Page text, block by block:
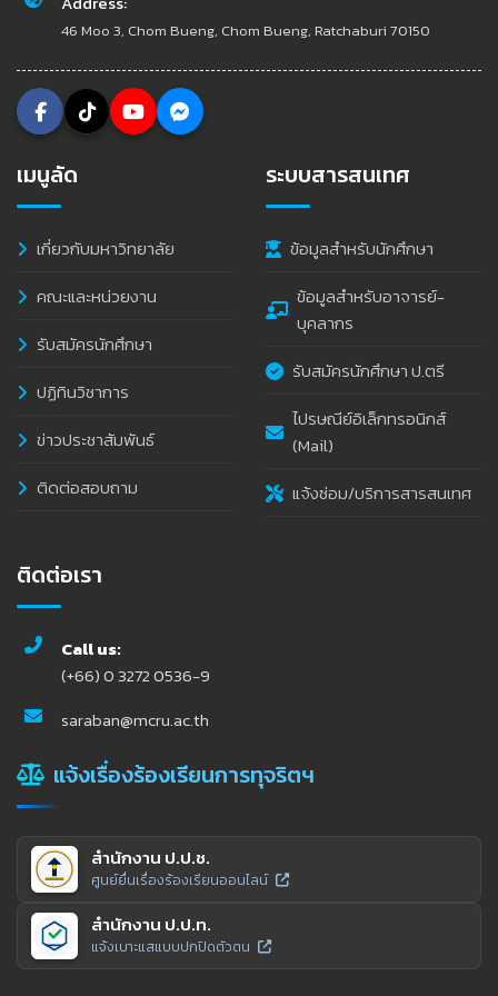
46 Moo 3, Chom Bueng, Chom Bueng, Ratchaburi 70150
เมนูลัด
เกี่ยวกับมหาวิทยาลัย
คณะและหน่วยงาน
รับสมัครนักศึกษา
ปฏิทินวิชาการ
ข่าวประชาสัมพันธ์
ติดต่อสอบถาม
ระบบสารสนเทศ
ข้อมูลสำหรับนักศึกษา
ข้อมูลสำหรับอาจารย์-
บุคลากร
รับสมัครนักศึกษา ป.ตรี
ไปรษณีย์อิเล็กทรอนิกส์
(Mail)
แจ้งซ่อม/บริการสารสนเทศ
ติดต่อเรา
Call us:
(+66) 0 3272 0536-9
saraban@mcru.ac.th
แจ้งเรื่องร้องเรียนการทุจริตฯ
สำนักงาน ป.ป.ช.
ศูนย์ยื่นเรื่องร้องเรียนออนไลน์
สำนักงาน ป.ป.ท.
แจ้งเบาะแสแบบปกปิดตัวตน